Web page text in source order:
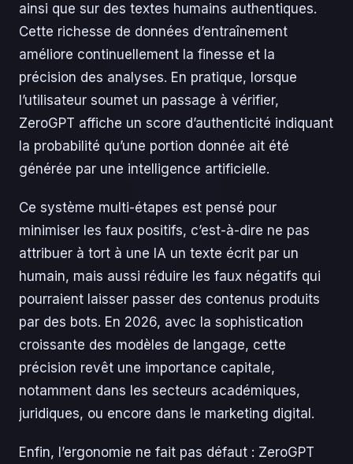
ainsi que sur des textes humains authentiques.
Cette richesse de données d’entraînement
améliore continuellement la finesse et la
précision des analyses. En pratique, lorsque
l’utilisateur soumet un passage à vérifier,
ZeroGPT affiche un score d’authenticité indiquant
la probabilité qu’une portion donnée ait été
générée par une intelligence artificielle.
Ce système multi-étapes est pensé pour
minimiser les faux positifs, c’est-à-dire ne pas
attribuer à tort à une IA un texte écrit par un
humain, mais aussi réduire les faux négatifs qui
pourraient laisser passer des contenus produits
par des bots. En 2026, avec la sophistication
croissante des modèles de langage, cette
précision revêt une importance capitale,
notamment dans les secteurs académiques,
juridiques, ou encore dans le marketing digital.
Enfin, l’ergonomie ne fait pas défaut : ZeroGPT